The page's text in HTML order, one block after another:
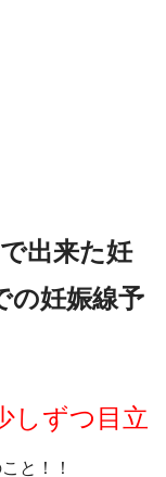
出来た妊
の妊娠線予
しずつ目立
と！！